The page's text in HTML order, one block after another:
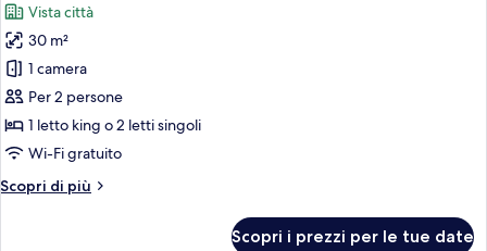
le
foto
per
Camera
Executive
(Club)
Vista città
30 m²
1 camera
Per 2 persone
1 letto king o 2 letti singoli
Wi-Fi gratuito
Scopri di più
Altri
Scopri i prezzi per le tue date